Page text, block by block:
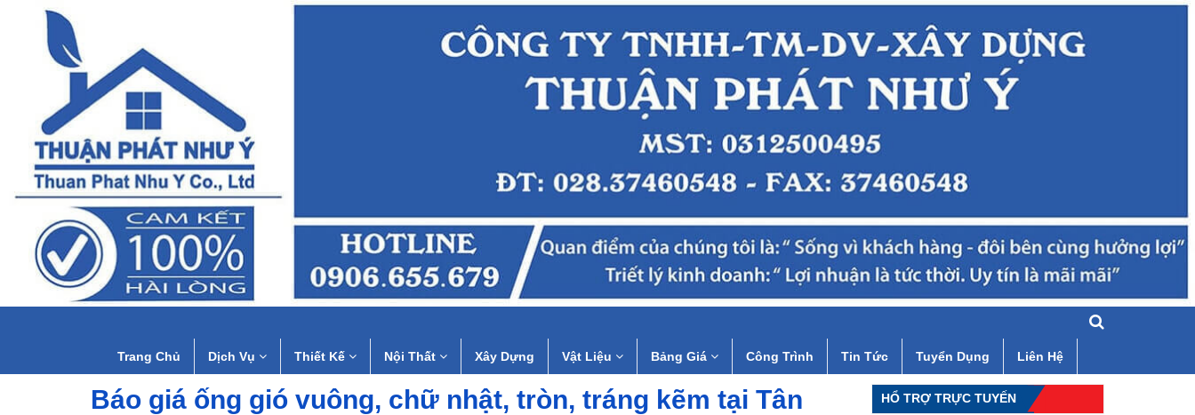
Trang Chủ Dịch Vụ Thiết Kế Nội Thất Xây Dựng Vật Liệu Bảng Giá Công Trình Tin Tức Tuyển Dụng Liên Hệ
Báo giá ống gió vuông, chữ nhật, tròn, tráng kẽm tại Tân
HỔ TRỢ TRỰC TUYẾN